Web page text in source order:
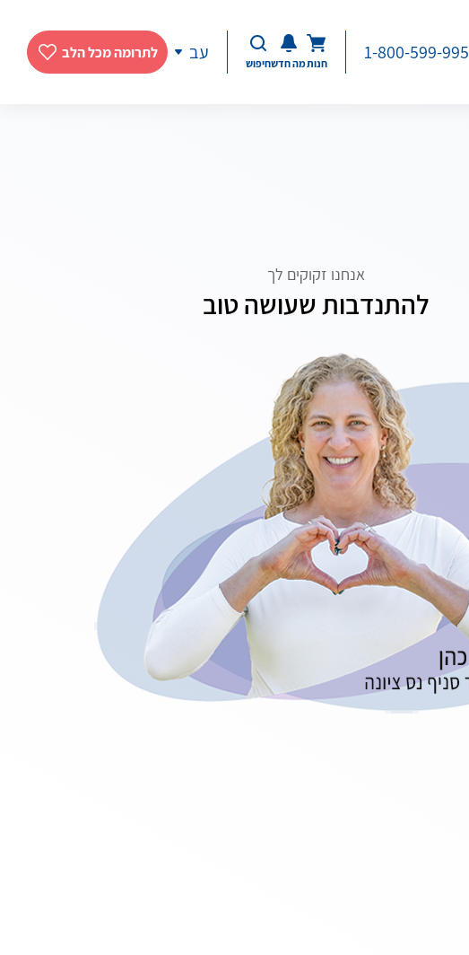
1-800-599-995 חנותמה חדשחיפוש עב לתרומה מכל הלב
אנחנו זקוקים לך
להתנדבות שעושה טוב